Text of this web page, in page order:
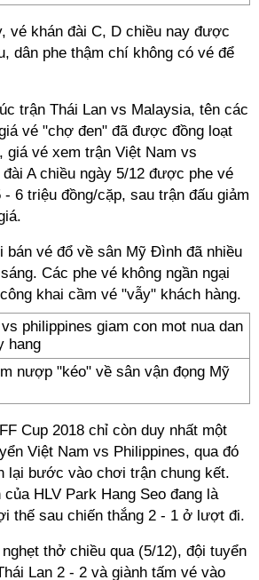
vé khán đài C, D chiều nay được
dân phe thậm chí không có vé để
trận Thái Lan vs Malaysia, tên các
vé "chợ đen" đã được đồng loạt
giá vé xem trận Việt Nam vs
A chiều ngày 5/12 được phe vé
6 triệu đồng/cặp, sau trận đấu giảm
vé đổ về sân Mỹ Đình đã nhiều
Các phe vé không ngần ngại
khai cầm vé "vẫy" khách hàng.
nượp "kéo" về sân vận đọng Mỹ
Cup 2018 chỉ còn duy nhất một
Việt Nam vs Philippines, qua đó
lại bước vào chơi trận chung kết.
của HLV Park Hang Seo đang là
thế sau chiến thắng 2 - 1 ở lượt đi.
thở chiều qua (5/12), đội tuyển
Lan 2 - 2 và giành tấm vé vào